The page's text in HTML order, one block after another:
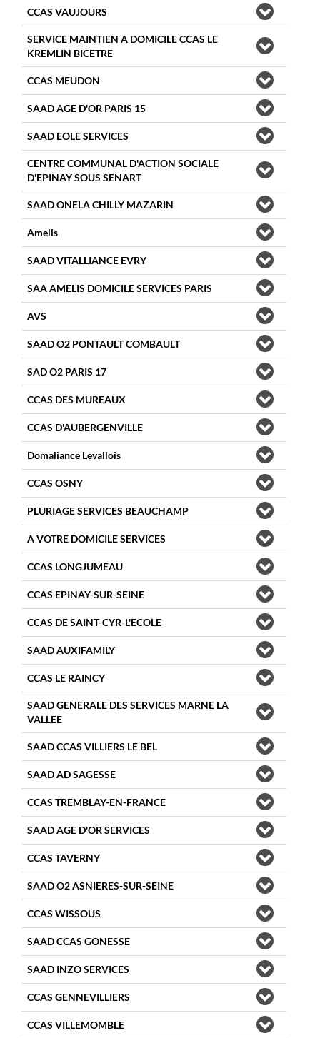
CCAS VAUJOURS
SERVICE MAINTIEN A DOMICILE CCAS LE
KREMLIN BICETRE
CCAS MEUDON
SAAD AGE D'OR PARIS 15
SAAD EOLE SERVICES
CENTRE COMMUNAL D'ACTION SOCIALE
D'EPINAY SOUS SENART
SAAD ONELA CHILLY MAZARIN
Amelis
SAAD VITALLIANCE EVRY
SAA AMELIS DOMICILE SERVICES PARIS
AVS
SAAD O2 PONTAULT COMBAULT
SAD O2 PARIS 17
CCAS DES MUREAUX
CCAS D'AUBERGENVILLE
Domaliance Levallois
CCAS OSNY
PLURIAGE SERVICES BEAUCHAMP
A VOTRE DOMICILE SERVICES
CCAS LONGJUMEAU
CCAS EPINAY-SUR-SEINE
CCAS DE SAINT-CYR-L'ECOLE
SAAD AUXIFAMILY
CCAS LE RAINCY
SAAD GENERALE DES SERVICES MARNE LA
VALLEE
SAAD CCAS VILLIERS LE BEL
SAAD AD SAGESSE
CCAS TREMBLAY-EN-FRANCE
SAAD AGE D'OR SERVICES
CCAS TAVERNY
SAAD O2 ASNIERES-SUR-SEINE
CCAS WISSOUS
SAAD CCAS GONESSE
SAAD INZO SERVICES
CCAS GENNEVILLIERS
CCAS VILLEMOMBLE